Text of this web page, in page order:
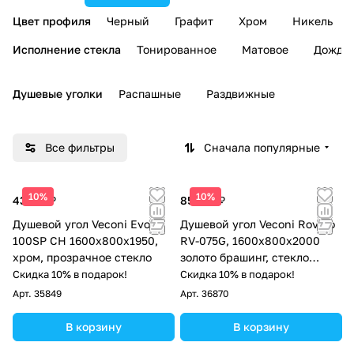
Цвет профиля Черный Графит Хром Никель
Исполнение стекла Тонированное Матовое Дождь
Душевые уголки Распашные Раздвижные
Все фильтры Сначала популярные
10%
43 217 ₽
Душевой угол Veconi Evo
100SP CH 1600х800x1950,
хром, прозрачное стекло
Скидка 10% в подарок!
Арт. 35849
В корзину
10%
85 374 ₽
Душевой угол Veconi Rovigo
RV-075G, 1600х800х2000
золото брашинг, стекло
прозрачное
Скидка 10% в подарок!
Арт. 36870
В корзину